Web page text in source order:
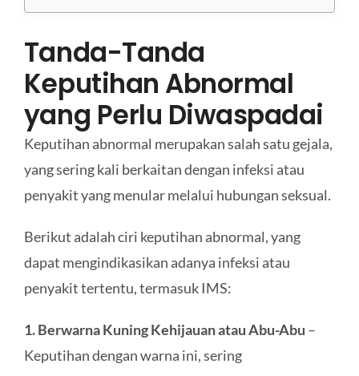
Tanda-Tanda
Keputihan Abnormal
yang Perlu Diwaspadai
Keputihan abnormal merupakan salah satu gejala,
yang sering kali berkaitan dengan infeksi atau
penyakit yang menular melalui hubungan seksual.
Berikut adalah ciri keputihan abnormal, yang
dapat mengindikasikan adanya infeksi atau
penyakit tertentu, termasuk IMS:
1. Berwarna Kuning Kehijauan atau Abu-Abu –
Keputihan dengan warna ini, sering